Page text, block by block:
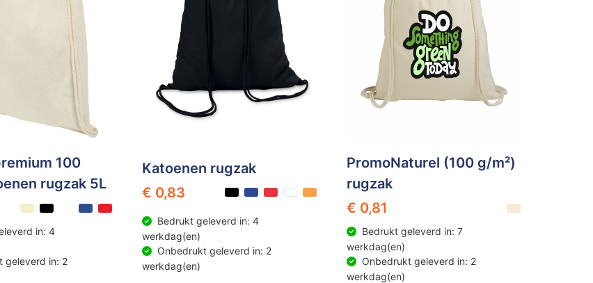
100
rugzak 5L
in: 4
geleverd in: 2
Katoenen rugzak
€ 0,83
Bedrukt geleverd in: 4
werkdag(en)
Onbedrukt geleverd in: 2
werkdag(en)
PromoNaturel (100 g/m²)
rugzak
€ 0,81
Bedrukt geleverd in: 7
werkdag(en)
Onbedrukt geleverd in: 2
werkdag(en)